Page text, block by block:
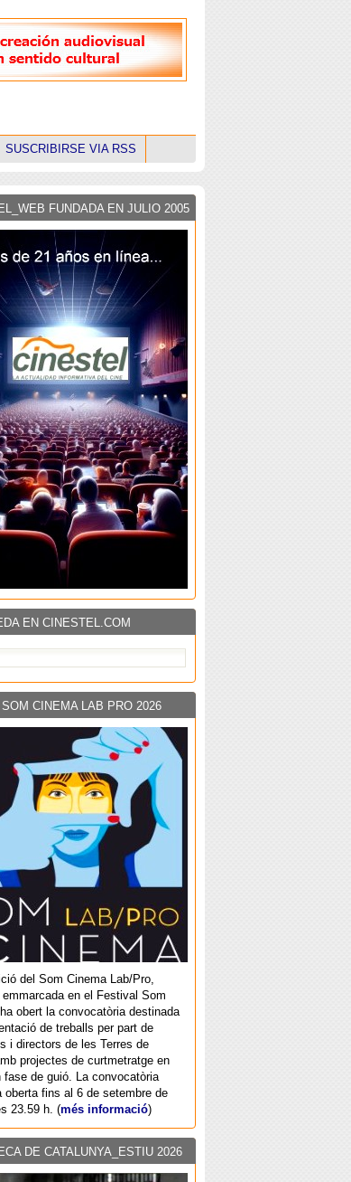
SUSCRIBIRSE VIA RSS
FUNDADA EN JULIO 2005
EN CINESTEL.COM
CINEMA LAB PRO 2026
del Som Cinema Lab/Pro,
en el Festival Som
obert la convocatòria destinada
de treballs per part de
i directors de les Terres de
projectes de curtmetratge en
fase de guió. La convocatòria
oberta fins al 6 de setembre de
23.59 h. (més informació)
DE CATALUNYA_ESTIU 2026